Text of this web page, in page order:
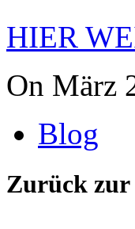
HIER
On März
Blog
Zurück zur